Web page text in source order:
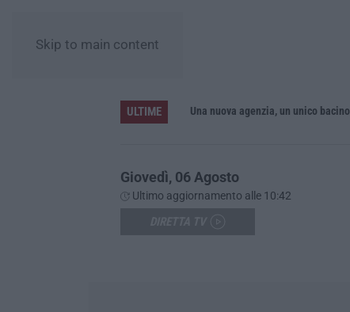
Skip to main content
ULTIME
in sicurezza del Fiume Crati
Giovedì, 06 Agosto
Ultimo aggiornamento alle 10:42